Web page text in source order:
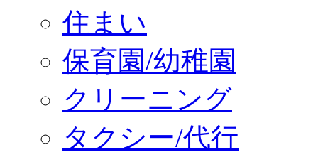
住まい
保育園/幼稚園
クリーニング
タクシー/代行